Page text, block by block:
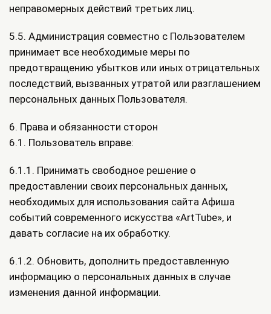
неправомерных действий третьих лиц.
5.5. Администрация совместно с Пользователем
принимает все необходимые меры по
предотвращению убытков или иных отрицательных
последствий, вызванных утратой или разглашением
персональных данных Пользователя.
6. Права и обязанности сторон
6.1. Пользователь вправе:
6.1.1. Принимать свободное решение о
предоставлении своих персональных данных,
необходимых для использования сайта Афиша
событий современного искусства «ArtTube», и
давать согласие на их обработку.
6.1.2. Обновить, дополнить предоставленную
информацию о персональных данных в случае
изменения данной информации.